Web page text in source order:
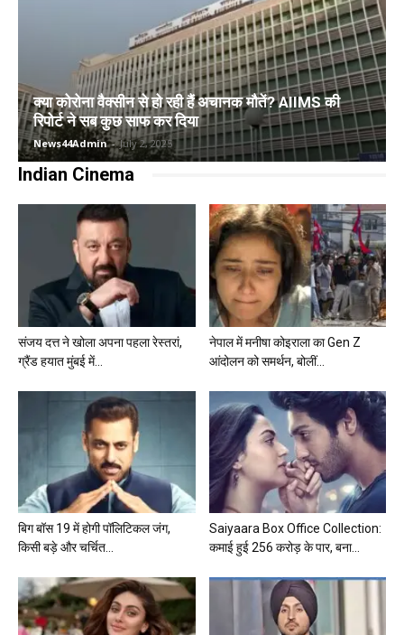
क्या कोरोना वैक्सीन से हो रही हैं अचानक मौतें? AIIMS की
रिपोर्ट ने सब कुछ साफ कर दिया
News44Admin - July 2, 2025
Indian Cinema
संजय दत्त ने खोला अपना पहला रेस्तरां,
ग्रैंड हयात मुंबई में...
नेपाल में मनीषा कोइराला का Gen Z
आंदोलन को समर्थन, बोलीं...
बिग बॉस 19 में होगी पॉलिटिकल जंग,
किसी बड़े और चर्चित...
Saiyaara Box Office Collection:
कमाई हुई 256 करोड़ के पार, बना...